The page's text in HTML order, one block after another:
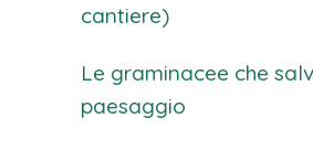
cantiere)
Le graminacee che
paesaggio